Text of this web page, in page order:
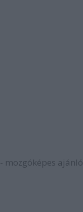
- mozgóképes ajánló